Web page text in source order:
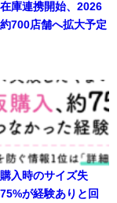
庫連携開始、2026
700店舗へ拡大予定
入時のサイズ失
が経験ありと回